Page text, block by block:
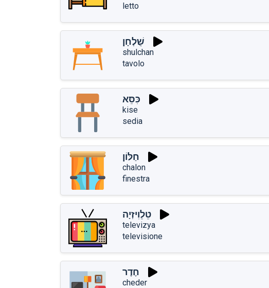
letto
שֻׁלְחָן
shulchan
tavolo
כִּסֵּא
kise
sedia
חַלּוֹן
chalon
finestra
טֵלֵוִיזְיָה
televizya
televisione
חֶדֶר
cheder